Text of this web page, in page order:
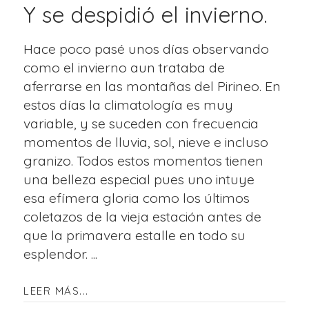
Y se despidió el invierno.
Hace poco pasé unos días observando
como el invierno aun trataba de
aferrarse en las montañas del Pirineo. En
estos días la climatología es muy
variable, y se suceden con frecuencia
momentos de lluvia, sol, nieve e incluso
granizo. Todos estos momentos tienen
una belleza especial pues uno intuye
esa efímera gloria como los últimos
coletazos de la vieja estación antes de
que la primavera estalle en todo su
esplendor. ...
LEER MÁS...